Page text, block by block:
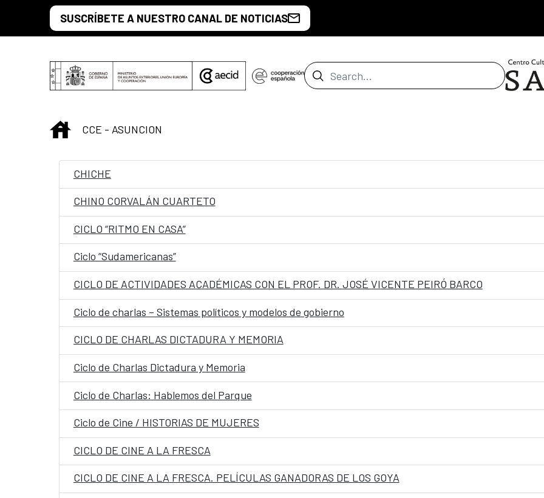
Skip to Main ContentSUSCRÍBETE A NUESTRO CANAL DE NOTICIAS
Search Bar
INICIO
CCE - ASUNCION
CHICHE
CHINO CORVALÁN CUARTETO
CICLO “RITMO EN CASA”
Ciclo “Sudamericanas”
CICLO DE ACTIVIDADES ACADÉMICAS CON EL PROF. DR. JOSÉ VICENTE PEIRÓ BARCO
Ciclo de charlas – Sistemas políticos y modelos de gobierno
CICLO DE CHARLAS DICTADURA Y MEMORIA
Ciclo de Charlas Dictadura y Memoria
Ciclo de Charlas: Hablemos del Parque
Ciclo de Cine / HISTORIAS DE MUJERES
CICLO DE CINE A LA FRESCA
CICLO DE CINE A LA FRESCA. PELÍCULAS GANADORAS DE LOS GOYA